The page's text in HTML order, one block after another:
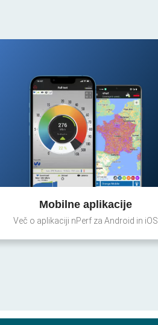
Mobilne aplikacije
Več o aplikaciji nPerf za Android in iOS